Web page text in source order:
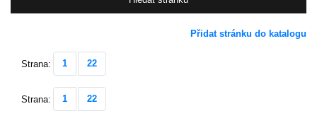
Přidat stránku do katalogu
Strana: 1 22
Strana: 1 22